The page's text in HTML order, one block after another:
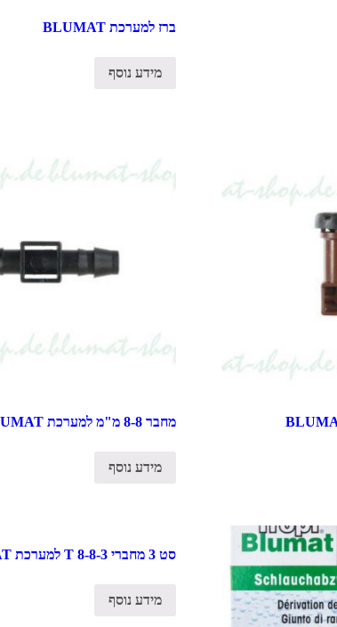
ברז למערכת BLUMAT
מידע נוסף
מחבר 8-8 מ"מ למערכת BLUMAT
מידע נוסף
סט 3 מחברי T 8-8-3 למערכת BLUMAT
מידע נוסף